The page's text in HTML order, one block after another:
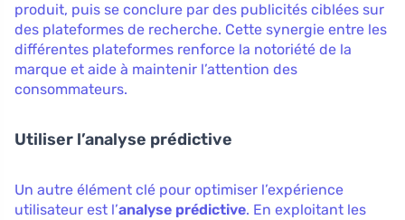
produit, puis se conclure par des publicités ciblées sur
des plateformes de recherche. Cette synergie entre les
différentes plateformes renforce la notoriété de la
marque et aide à maintenir l’attention des
consommateurs.
Utiliser l’analyse prédictive
Un autre élément clé pour optimiser l’expérience
utilisateur est l’analyse prédictive. En exploitant les